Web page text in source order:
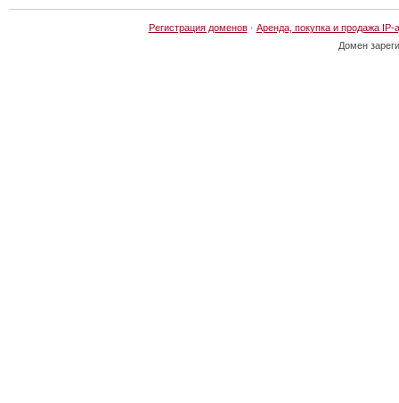
Регистрация доменов· Аренда, покупка и продажа IP-
Домен